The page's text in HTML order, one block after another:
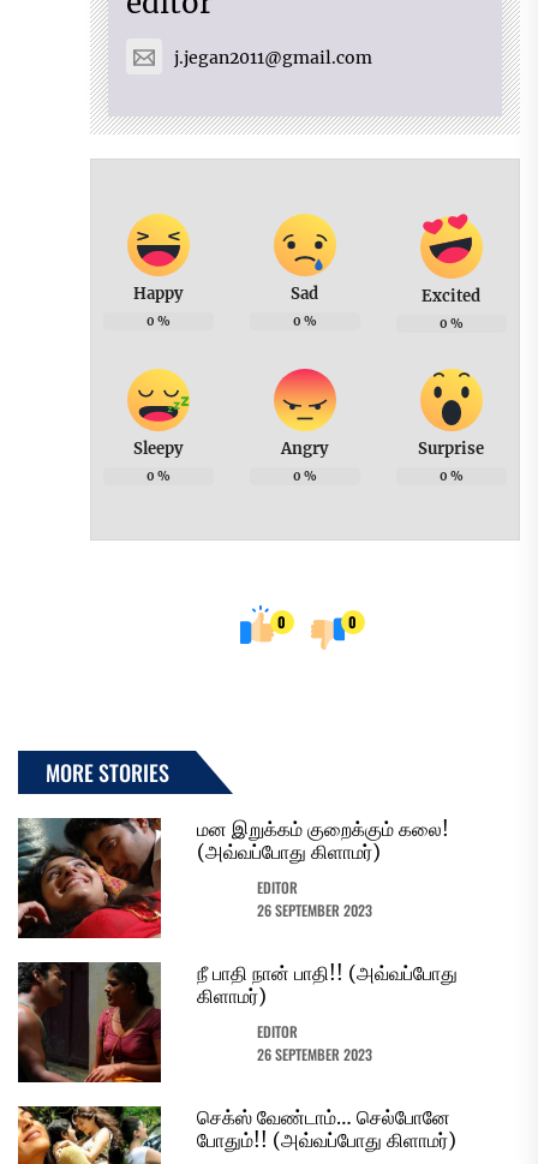
j.jegan2011@gmail.com
Happy
0 %
Sad
0 %
Excited
0 %
Sleepy
0 %
Angry
0 %
Surprise
0 %
0 0
MORE STORIES
மன இறுக்கம் குறைக்கும் கலை!
(அவ்வப்போது கிளாமர்)
EDITOR
26 SEPTEMBER 2023
நீ பாதி நான் பாதி!! (அவ்வப்போது
கிளாமர்)
EDITOR
26 SEPTEMBER 2023
செக்ஸ் வேண்டாம்… செல்போனே
போதும்!! (அவ்வப்போது கிளாமர்)